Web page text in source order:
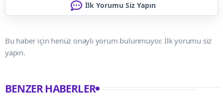
İlk Yorumu Siz Yapın
Bu haber için henüz onaylı yorum bulunmuyor. İlk yorumu siz
yapın.
BENZER HABERLER